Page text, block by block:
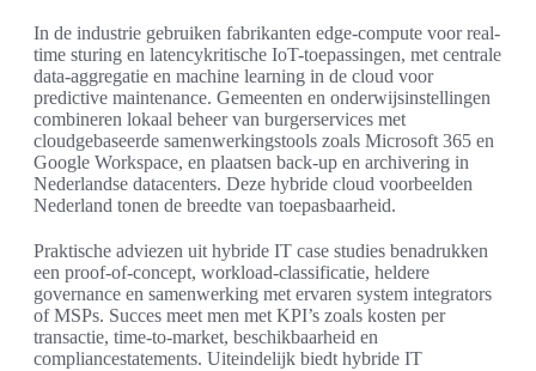
In de industrie gebruiken fabrikanten edge-compute voor real-
time sturing en latencykritische IoT-toepassingen, met centrale
data-aggregatie en machine learning in de cloud voor
predictive maintenance. Gemeenten en onderwijsinstellingen
combineren lokaal beheer van burgerservices met
cloudgebaseerde samenwerkingstools zoals Microsoft 365 en
Google Workspace, en plaatsen back-up en archivering in
Nederlandse datacenters. Deze hybride cloud voorbeelden
Nederland tonen de breedte van toepasbaarheid.
Praktische adviezen uit hybride IT case studies benadrukken
een proof-of-concept, workload-classificatie, heldere
governance en samenwerking met ervaren system integrators
of MSPs. Succes meet men met KPI’s zoals kosten per
transactie, time-to-market, beschikbaarheid en
compliancestatements. Uiteindelijk biedt hybride IT